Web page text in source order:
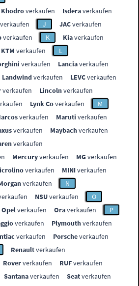
Khodroverkaufen Isderaverkaufen
verkaufen J JACverkaufen
verkaufen K Kiaverkaufen
KTM verkaufen
L
verkaufen Lanciaverkaufen
Landwindverkaufen LEVCverkaufen
verkaufen Lincolnverkaufen
Lynk Coverkaufen
M
verkaufen Maruti verkaufen
verkaufen Maybachverkaufen
verkaufen
Mercuryverkaufen MGverkaufen
verkaufen MINIverkaufen
verkaufen
N
NSUverkaufen
O
Opelverkaufen Oraverkaufen
P
verkaufen Plymouthverkaufen
verkaufen Porscheverkaufen
Renaultverkaufen
Roververkaufen RUFverkaufen
Santanaverkaufen Seatverkaufen